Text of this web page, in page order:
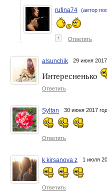
rufina74 (автор
↑ Ответить
alsunchik 29 июня
Интересненько
Ответить
Syltan 30 июня 2017
Ответить
k kirsanova z 1 июля
Ответить